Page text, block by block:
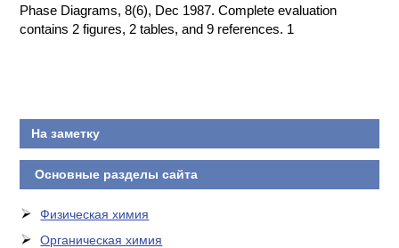
Phase Diagrams, 8(6), Dec 1987. Complete evaluation
contains 2 figures, 2 tables, and 9 references. 1
На заметку
Основные разделы сайта
Физическая химия
Органическая химия